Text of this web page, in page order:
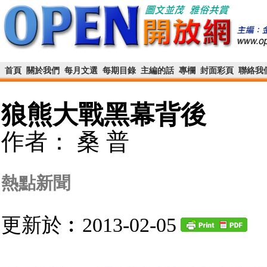
首頁 關於我們 每月文選 每期目錄 主編的話 專欄 封面彩頁 聯絡我
狼熊大戰黑幕背後
作者： 桑 普
熱點新聞
更新於︰2013-02-05